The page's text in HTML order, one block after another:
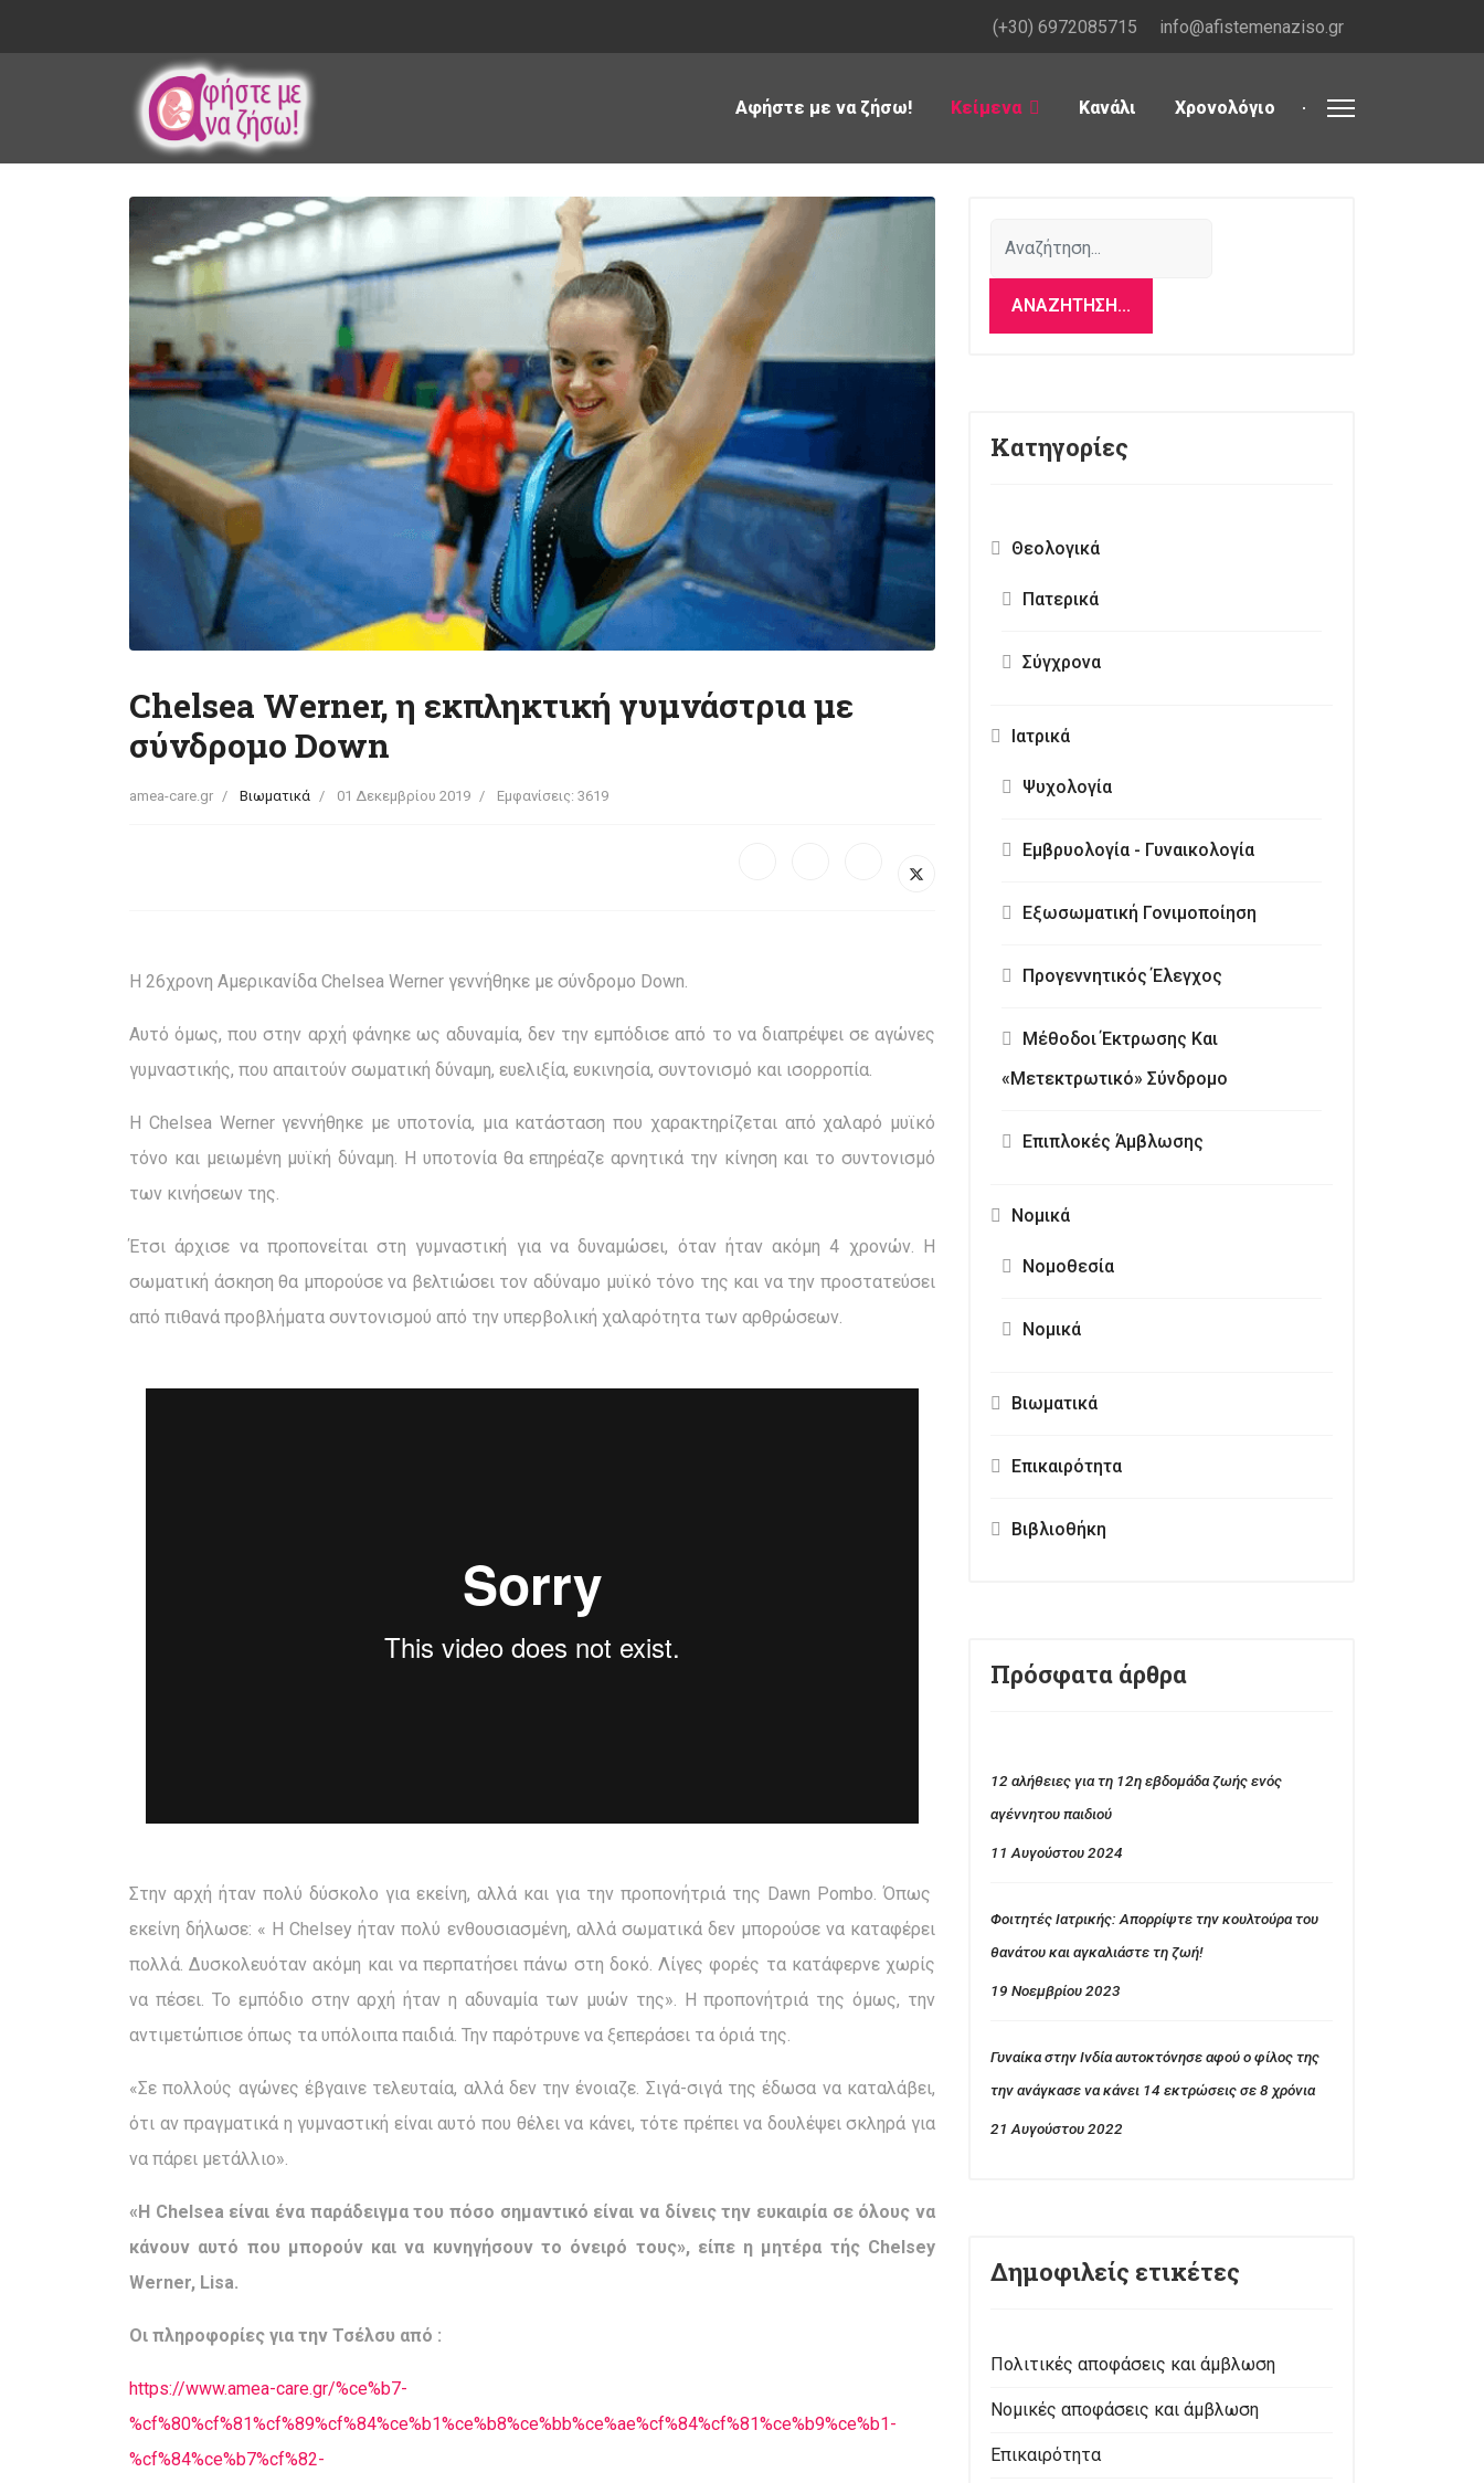
(+30) 6972085715 info@afistemenaziso.gr
Αφήστε με να ζήσω! Κείμενα Κανάλι Χρονολόγιο
Chelsea Werner, η εκπληκτική γυμνάστρια με
σύνδρομο Down
amea-care.gr Βιωματικά 01 Δεκεμβρίου 2019 Εμφανίσεις: 3619
Η 26χρονη Αμερικανίδα Chelsea Werner γεννήθηκε με σύνδρομο Down.
Αυτό όμως, που στην αρχή φάνηκε ως αδυναμία, δεν την εμπόδισε από το να διαπρέψει σε αγώνες
γυμναστικής, που απαιτούν σωματική δύναμη, ευελιξία, ευκινησία, συντονισμό και ισορροπία.
Η Chelsea Werner γεννήθηκε με υποτονία, μια κατάσταση που χαρακτηρίζεται από χαλαρό μυϊκό
τόνο και μειωμένη μυϊκή δύναμη. Η υποτονία θα επηρέαζε αρνητικά την κίνηση και το συντονισμό
των κινήσεων της.
Έτσι άρχισε να προπονείται στη γυμναστική για να δυναμώσει, όταν ήταν ακόμη 4 χρονών. Η
σωματική άσκηση θα μπορούσε να βελτιώσει τον αδύναμο μυϊκό τόνο της και να την προστατεύσει
από πιθανά προβλήματα συντονισμού από την υπερβολική χαλαρότητα των αρθρώσεων.
Στην αρχή ήταν πολύ δύσκολο για εκείνη, αλλά και για την προπονήτριά της Dawn Pombo. Όπως
εκείνη δήλωσε: « H Chelsey ήταν πολύ ενθουσιασμένη, αλλά σωματικά δεν μπορούσε να καταφέρει
πολλά. Δυσκολευόταν ακόμη και να περπατήσει πάνω στη δοκό. Λίγες φορές τα κατάφερνε χωρίς
να πέσει. Το εμπόδιο στην αρχή ήταν η αδυναμία των μυών της». Η προπονήτριά της όμως, την
αντιμετώπισε όπως τα υπόλοιπα παιδιά. Την παρότρυνε να ξεπεράσει τα όριά της.
«Σε πολλούς αγώνες έβγαινε τελευταία, αλλά δεν την ένοιαζε. Σιγά-σιγά της έδωσα να καταλάβει,
ότι αν πραγματικά η γυμναστική είναι αυτό που θέλει να κάνει, τότε πρέπει να δουλέψει σκληρά για
να πάρει μετάλλιο».
«Η Chelsea είναι ένα παράδειγμα του πόσο σημαντικό είναι να δίνεις την ευκαιρία σε όλους να
κάνουν αυτό που μπορούν και να κυνηγήσουν το όνειρό τους», είπε η μητέρα τής Chelsey
Werner, Lisa.
Οι πληροφορίες για την Τσέλσυ από :
https://www.amea-care.gr/%ce%b7-
%cf%80%cf%81%cf%89%cf%84%ce%b1%ce%b8%ce%bb%ce%ae%cf%84%cf%81%ce%b9%ce%b1-
%cf%84%ce%b7%cf%82-
ΑΝΑΖΉΤΗΣΗ...
Κατηγορίες
Θεολογικά
Πατερικά
Σύγχρονα
Ιατρικά
Ψυχολογία
Εμβρυολογία - Γυναικολογία
Εξωσωματική Γονιμοποίηση
Προγεννητικός Έλεγχος
Μέθοδοι Έκτρωσης Και
«Μετεκτρωτικό» Σύνδρομο
Επιπλοκές Άμβλωσης
Νομικά
Νομοθεσία
Νομικά
Βιωματικά
Επικαιρότητα
Βιβλιοθήκη
Πρόσφατα άρθρα
12 αλήθειες για τη 12η εβδομάδα ζωής ενός
αγέννητου παιδιού
11 Αυγούστου 2024
Φοιτητές Ιατρικής: Απορρίψτε την κουλτούρα του
θανάτου και αγκαλιάστε τη ζωή!
19 Νοεμβρίου 2023
Γυναίκα στην Ινδία αυτοκτόνησε αφού ο φίλος της
την ανάγκασε να κάνει 14 εκτρώσεις σε 8 χρόνια
21 Αυγούστου 2022
Δημοφιλείς ετικέτες
Πολιτικές αποφάσεις και άμβλωση
Νομικές αποφάσεις και άμβλωση
Επικαιρότητα